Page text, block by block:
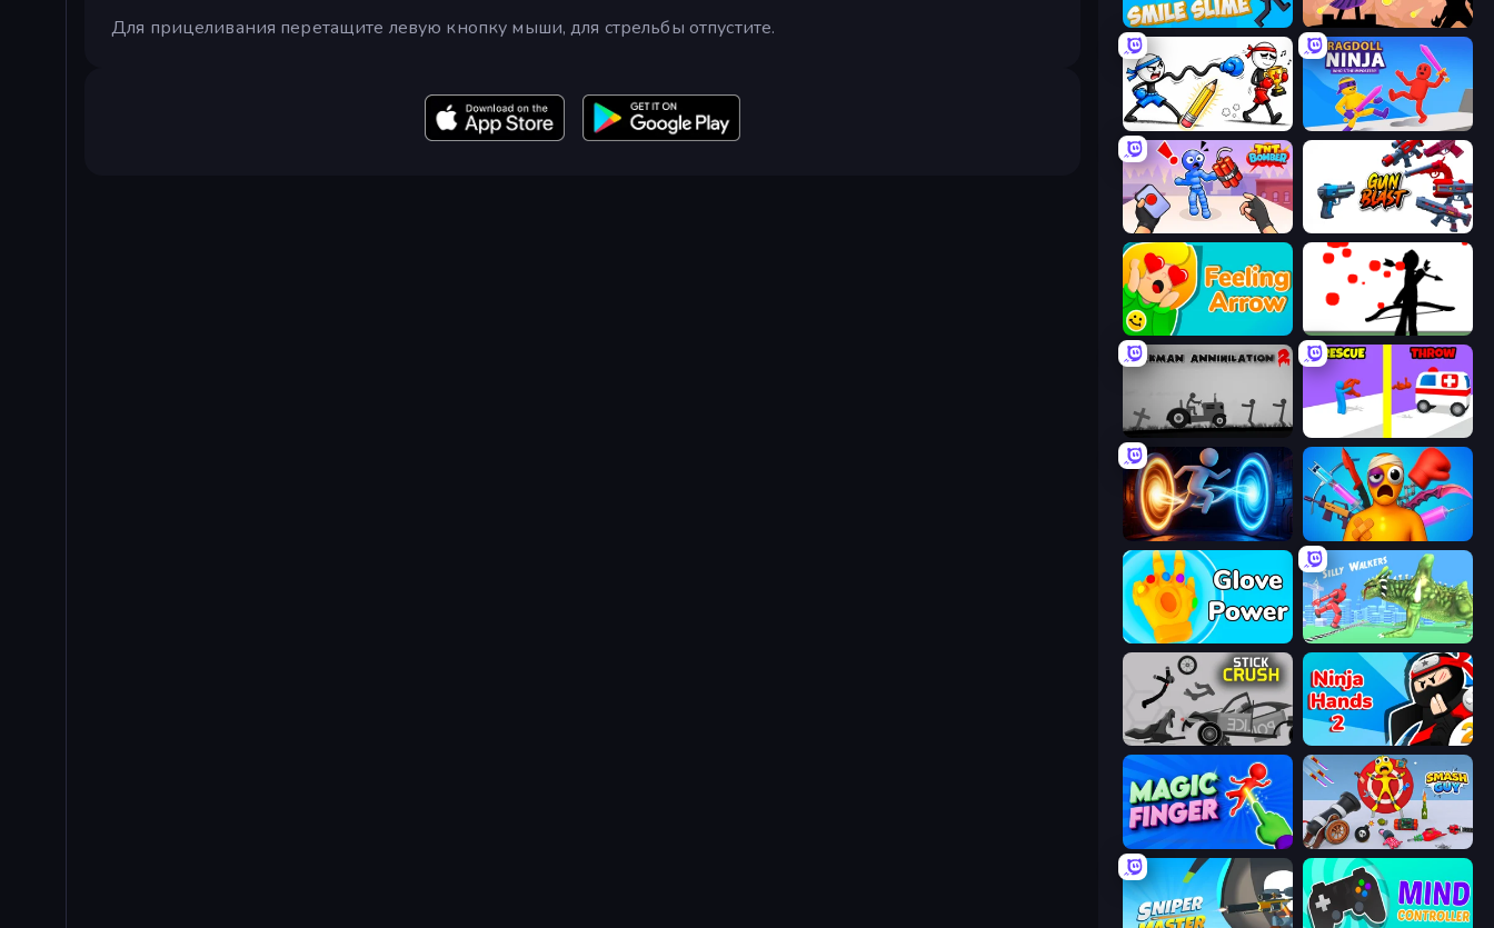
Для прицеливания перетащите левую кнопку мыши, для стрельбы отпустите. Smile Slime Stickman Archer: The Wizard Hero
Doodle Smash Ragdoll Ninja: Imposter Hero
TNT Bomber
Feeling Arrow Bowman
Stickman Annihilation 2 Rescue Throw
Portal Escape Fun Ragdoll Challenge!
Glove Power Silly Walkers
Stick Crush Ninja Hands 2
Magic Finger 3D Smash Guy: Ragdoll Punch Hero